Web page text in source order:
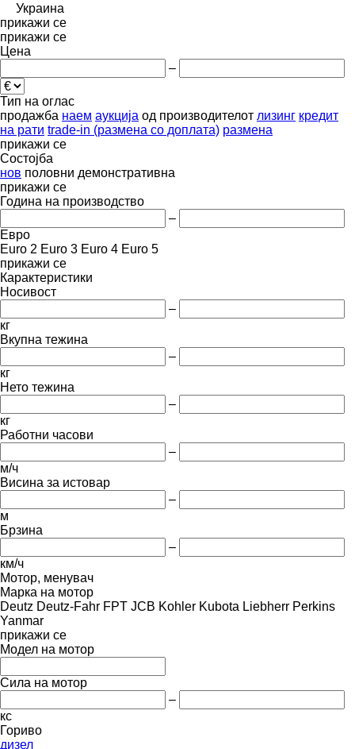
Украина
прикажи се
прикажи се
Цена
–
Тип на оглас
продажба наем аукција од производителот лизинг кредит
на рати trade-in (размена со доплата) размена
прикажи се
Состојба
нов половни демонстративна
прикажи се
Година на производство
–
Евро
Euro 2 Euro 3 Euro 4 Euro 5
прикажи се
Карактеристики
Носивост
–
кг
Вкупна тежина
–
кг
Нето тежина
–
кг
Работни часови
–
м/ч
Висина за истовар
–
м
Брзина
–
км/ч
Мотор, менувач
Марка на мотор
Deutz Deutz-Fahr FPT JCB Kohler Kubota Liebherr Perkins
Yanmar
прикажи се
Модел на мотор
Сила на мотор
–
кс
Гориво
дизел